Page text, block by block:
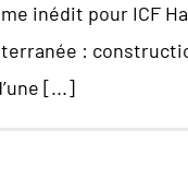
inédit pour ICF
:
[...]